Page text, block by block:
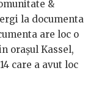
&
la documenta
are loc o
orașul Kassel,
care a avut loc